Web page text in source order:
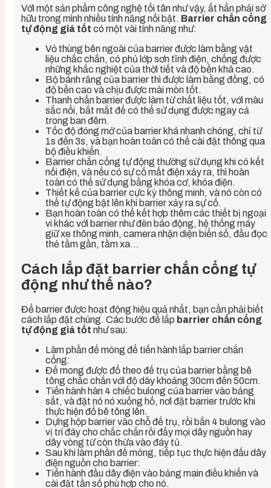
Với một sản phẩm công nghệ tối tân như vậy, ắt hẳn phải sở
hữu trong mình nhiều tính năng nổi bật. Barrier chắn cổng
tự động giá tốt có một vài tính năng như:
Vỏ thùng bên ngoài của barrier được làm bằng vật
liệu chắc chắn, có phủ lớp sơn tĩnh điện, chống được
những khắc nghiệt của thời tiết và độ bền khá cao.
Bộ bánh răng của barrier thì được làm bằng đồng, có
độ bền cao và chịu được mài mòn tốt.
Thanh chắn barrier được làm từ chất liệu tốt, với màu
sắc nổi, bắt mắt để có thể sử dụng được ngay cả
trong ban đêm.
Tốc độ đóng mở của barrier khá nhanh chóng, chỉ từ
1s đến 3s, và bạn hoàn toàn có thể cài đặt thông qua
bộ điều khiển.
Barrier chắn cổng tự động thường sử dụng khi có kết
nối điện, và nếu có sự cố mất điện xảy ra, thì hoàn
toàn có thể sử dụng bằng khóa cơ, khóa điện.
Thiết kế của barrier cực kỳ thông minh, và nó còn có
thể tự động bật lên khi barrier xảy ra sự cố.
Bạn hoàn toàn có thể kết hợp thêm các thiết bị ngoại
vi khác với barrier như đèn báo động, hệ thống máy
giữ xe thông minh, camera nhận diện biển số, đầu đọc
thẻ tầm gần, tầm xa…
Cách lắp đặt barrier chắn cổng tự
động như thế nào?
Để barrier được hoạt động hiệu quả nhất, bạn cần phải biết
cách lắp đặt chúng. Các bước để lắp barrier chắn cổng
tự động giá tốt như sau:
Làm phần đế móng để tiến hành lắp barrier chắn
cổng:
Đế mong được đổ theo đế trụ của barrier bằng bê
tông chắc chắn với độ dày khoảng 30cm đến 50cm.
Tiến hành hàn 4 chiếc bulong của barrier vào bảng
sắt, và đặt nó nó xuống hố, nơi đặt barrier trước khi
thực hiện đổ bê tông lên.
Dựng hộp barrier vào chỗ đế trụ, rồi bắn 4 bulong vào
vị trí đáy cho chắc chắn rồi đẩy mọi dây nguồn hay
dây vòng từ còn thừa vào đáy tủ.
Sau khi làm phần đế móng, tiếp tục thực hiện đấu dây
điện nguồn cho barrier:
Tiến hành đầu dây điện vào bảng main điều khiển và
cài đặt tần số phù hợp cho nó.